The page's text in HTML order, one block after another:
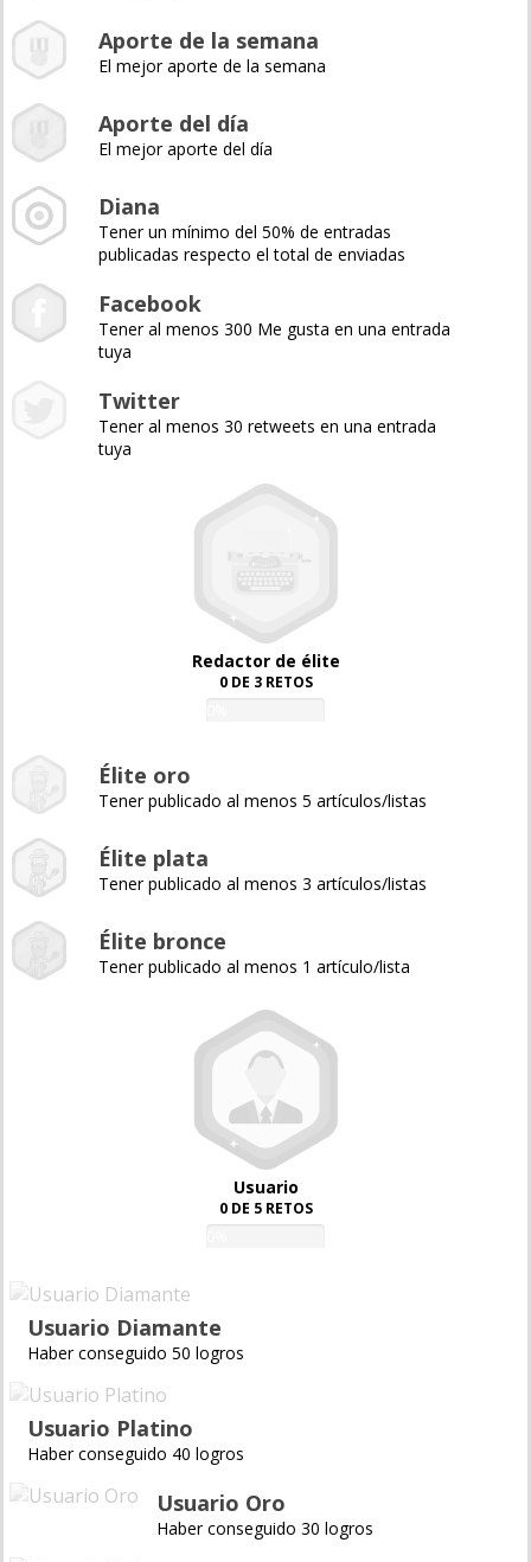
Aporte de la semana
El mejor aporte de la semana
Aporte del día
El mejor aporte del día
Diana
Tener un mínimo del 50% de entradas
publicadas respecto el total de enviadas
Facebook
Tener al menos 300 Me gusta en una entrada
tuya
Twitter
Tener al menos 30 retweets en una entrada
tuya
Redactor de élite
0 DE 3 RETOS
Élite oro
Tener publicado al menos 5 artículos/listas
Élite plata
Tener publicado al menos 3 artículos/listas
Élite bronce
Tener publicado al menos 1 artículo/lista
Usuario
0 DE 5 RETOS
Usuario Diamante
Haber conseguido 50 logros
Usuario Platino
Haber conseguido 40 logros
Usuario Oro
Haber conseguido 30 logros